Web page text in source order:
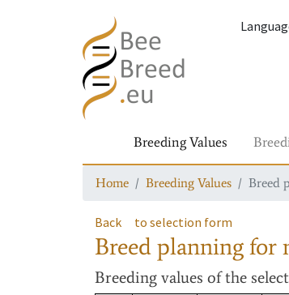
Breeding Values
Home Breeding Values Breed
Back to selection form
Breed planning for
Breeding values of the